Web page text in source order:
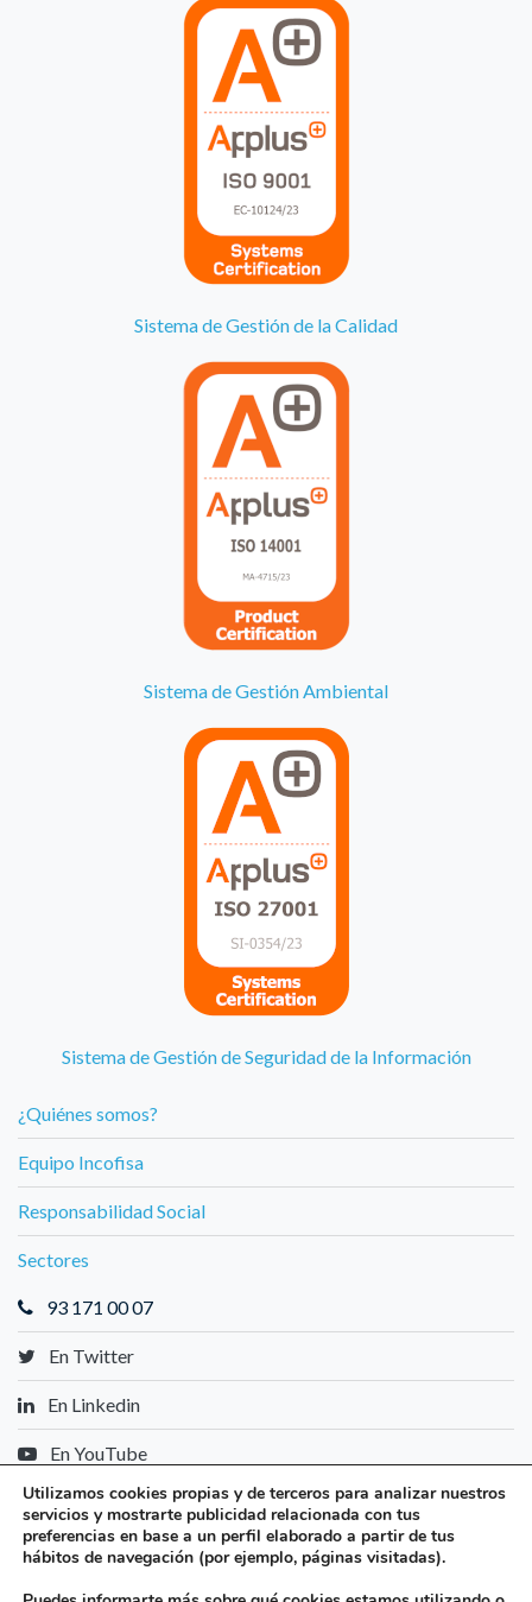
Sistema de Gestión de la Calidad
Sistema de Gestión Ambiental
Sistema de Gestión de Seguridad de la Información
¿Quiénes somos?
Equipo Incofisa
Responsabilidad Social
Sectores
93 171 00 07
En Twitter
En Linkedin
En YouTube
Miembros de
Utilizamos cookies propias y de terceros para analizar nuestros
servicios y mostrarte publicidad relacionada con tus
preferencias en base a un perfil elaborado a partir de tus
hábitos de navegación (por ejemplo, páginas visitadas).